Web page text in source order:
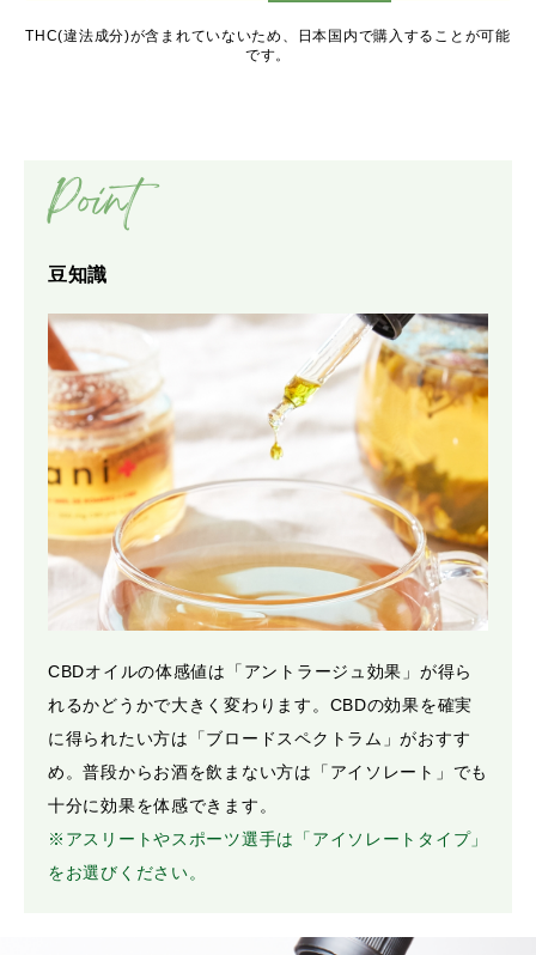
THC(違法成分)が含まれていないため、日本国内で購入することが可能
です。
Point
豆知識
CBDオイルの体感値は「アントラージュ効果」が得ら
れるかどうかで大きく変わります。CBDの効果を確実
に得られたい方は「ブロードスペクトラム」がおすす
め。普段からお酒を飲まない方は「アイソレート」でも
十分に効果を体感できます。
※アスリートやスポーツ選手は「アイソレートタイプ」
をお選びください。